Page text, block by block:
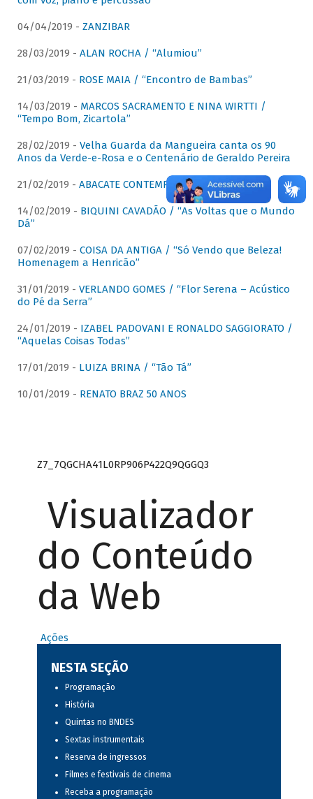
04/04/2019 - ZANZIBAR
28/03/2019 - ALAN ROCHA / “Alumiou”
21/03/2019 - ROSE MAIA / “Encontro de Bambas”
14/03/2019 - MARCOS SACRAMENTO E NINA WIRTTI /
“Tempo Bom, Zicartola”
28/02/2019 - Velha Guarda da Mangueira canta os 90
Anos da Verde-e-Rosa e o Centenário de Geraldo Pereira
21/02/2019 - ABACATE CONTEMPORÂNEO
14/02/2019 - BIQUINI CAVADÃO / “As Voltas que o Mundo
Dá”
07/02/2019 - COISA DA ANTIGA / “Só Vendo que Beleza!
Homenagem a Henricão”
31/01/2019 - VERLANDO GOMES / “Flor Serena – Acústico
do Pé da Serra”
24/01/2019 - IZABEL PADOVANI E RONALDO SAGGIORATO /
“Aquelas Coisas Todas”
17/01/2019 - LUIZA BRINA / “Tão Tá”
10/01/2019 - RENATO BRAZ 50 ANOS
Z7_7QGCHA41L0RP906P422Q9QGGQ3
Visualizador
do Conteúdo
da Web
Ações
NESTA SEÇÃO
Programação
História
Quintas no BNDES
Sextas instrumentais
Reserva de ingressos
Filmes e festivais de cinema
Receba a programação